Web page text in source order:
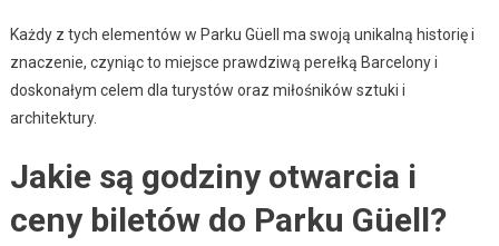
Każdy z tych elementów w Parku Güell ma swoją unikalną historię i
znaczenie, czyniąc to miejsce prawdziwą perełką Barcelony i
doskonałym celem dla turystów oraz miłośników sztuki i
architektury.
Jakie są godziny otwarcia i
ceny biletów do Parku Güell?